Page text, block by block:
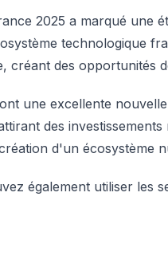
2025 a marqué une
technologique
créant des opportunités
une excellente
des
d'un écosystème
également utiliser les